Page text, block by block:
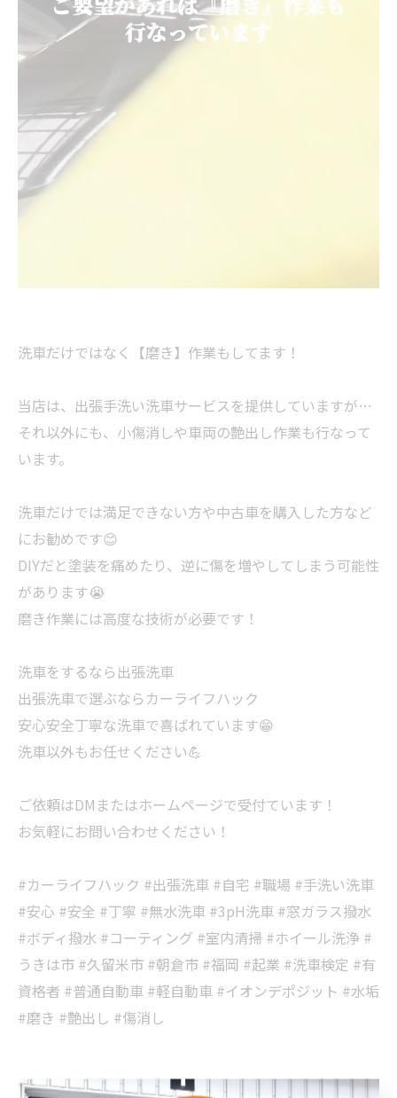
洗車だけではなく【磨き】作業もしてます！
当店は、出張手洗い洗車サービスを提供していますが…
それ以外にも、小傷消しや車両の艶出し作業も行なって
います。
洗車だけでは満足できない方や中古車を購入した方など
にお勧めです😊
DIYだと塗装を痛めたり、逆に傷を増やしてしまう可能性
があります😭
磨き作業には高度な技術が必要です！
洗車をするなら出張洗車
出張洗車で選ぶならカーライフハック
安心安全丁寧な洗車で喜ばれています😁
洗車以外もお任せください💪
ご依頼はDMまたはホームページで受付ています！
お気軽にお問い合わせください！
#カーライフハック #出張洗車 #自宅 #職場 #手洗い洗車
#安心 #安全 #丁寧 #無水洗車 #3pH洗車 #窓ガラス撥水
#ボディ撥水 #コーティング #室内清掃 #ホイール洗浄 #
うきは市 #久留米市 #朝倉市 #福岡 #起業 #洗車検定 #有
資格者 #普通自動車 #軽自動車 #イオンデポジット #水垢
#磨き #艶出し #傷消し